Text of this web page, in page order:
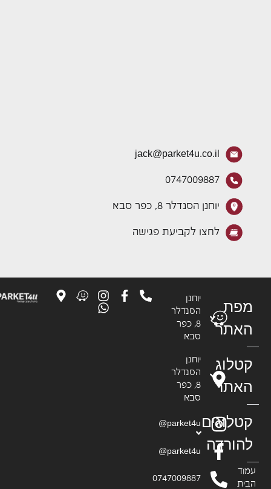
jack@parket4u.co.il
0747009887
יוחנן הסנדלר 8, כפר סבא
לחצו לקביעת פגישה
הסנדלר
8, כפר
סבא
יוחנן
הסנדלר
8, כפר
parket4u@
parket4u@
0747009887